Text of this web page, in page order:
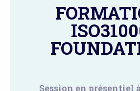
Session en présentiel